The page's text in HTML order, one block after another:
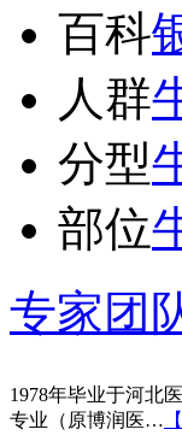
百科
人群
分型
部位
专家团
王宝旗 副主
专业（原博润医…